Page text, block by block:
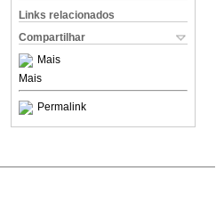
Links relacionados
Compartilhar
Mais
Mais
Permalink